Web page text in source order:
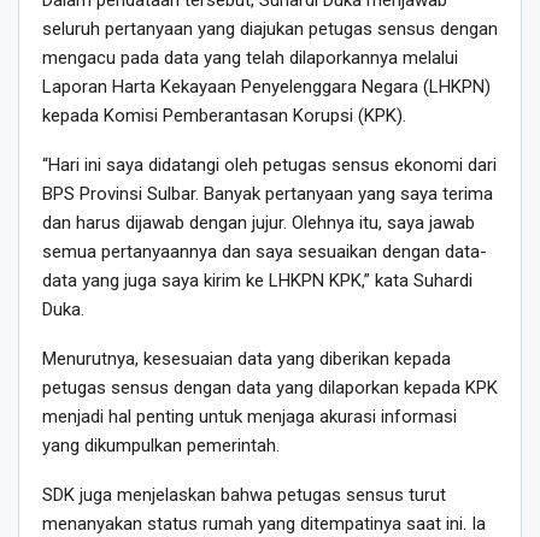
seluruh pertanyaan yang diajukan petugas sensus dengan
mengacu pada data yang telah dilaporkannya melalui
Laporan Harta Kekayaan Penyelenggara Negara (LHKPN)
kepada Komisi Pemberantasan Korupsi (KPK).
“Hari ini saya didatangi oleh petugas sensus ekonomi dari
BPS Provinsi Sulbar. Banyak pertanyaan yang saya terima
dan harus dijawab dengan jujur. Olehnya itu, saya jawab
semua pertanyaannya dan saya sesuaikan dengan data-
data yang juga saya kirim ke LHKPN KPK,” kata Suhardi
Duka.
Menurutnya, kesesuaian data yang diberikan kepada
petugas sensus dengan data yang dilaporkan kepada KPK
menjadi hal penting untuk menjaga akurasi informasi
yang dikumpulkan pemerintah.
SDK juga menjelaskan bahwa petugas sensus turut
menanyakan status rumah yang ditempatinya saat ini. Ia